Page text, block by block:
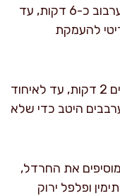
הגזר, הסלרי והשום. מטגנים תוך ערבוב כ-6 דקות, עד
להעמקת
מוסיפים את רסק העגבניות ומטגנים 2 דקות, עד לאיחוד
היטב כדי שלא
את החרדל,
ופלפל ירוק